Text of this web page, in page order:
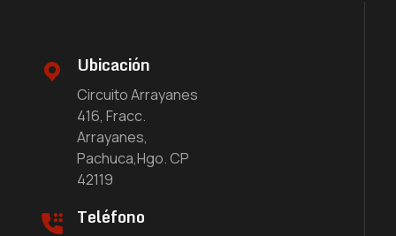
Ubicación
Circuito Arrayanes
416, Fracc.
Arrayanes,
Pachuca,Hgo. CP
42119
Teléfono